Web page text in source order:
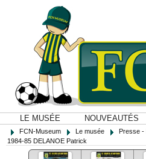
LE MUSÉE NOUVEAUTÉS
FCN-Museum Le musée
Presse -
1984-85 DELANOE Patrick